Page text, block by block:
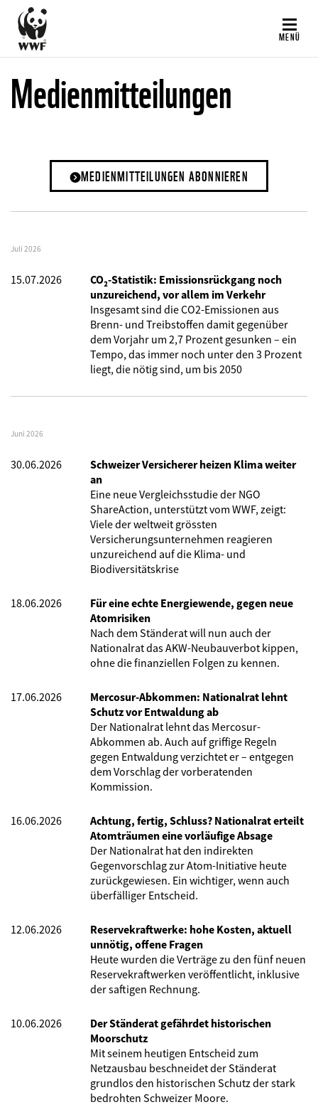
Direkt
zum
Inhalt
MENÜ
Medienmitteilungen
MEDIENMITTEILUNGEN ABONNIEREN
Juli 2026
15.07.2026
CO₂-Statistik: Emissionsrückgang noch
unzureichend, vor allem im Verkehr
Insgesamt sind die CO2-Emissionen aus
Brenn- und Treibstoffen damit gegenüber
dem Vorjahr um 2,7 Prozent gesunken – ein
Tempo, das immer noch unter den 3 Prozent
liegt, die nötig sind, um bis 2050
Juni 2026
30.06.2026
Schweizer Versicherer heizen Klima weiter
an
Eine neue Vergleichsstudie der NGO
ShareAction, unterstützt vom WWF, zeigt:
Viele der weltweit grössten
Versicherungsunternehmen reagieren
unzureichend auf die Klima- und
Biodiversitätskrise
18.06.2026
Für eine echte Energiewende, gegen neue
Atomrisiken
Nach dem Ständerat will nun auch der
Nationalrat das AKW-Neubauverbot kippen,
ohne die finanziellen Folgen zu kennen.
17.06.2026
Mercosur-Abkommen: Nationalrat lehnt
Schutz vor Entwaldung ab
Der Nationalrat lehnt das Mercosur-
Abkommen ab. Auch auf griffige Regeln
gegen Entwaldung verzichtet er – entgegen
dem Vorschlag der vorberatenden
Kommission.
16.06.2026
Achtung, fertig, Schluss? Nationalrat erteilt
Atomträumen eine vorläufige Absage
Der Nationalrat hat den indirekten
Gegenvorschlag zur Atom-Initiative heute
zurückgewiesen. Ein wichtiger, wenn auch
überfälliger Entscheid.
12.06.2026
Reservekraftwerke: hohe Kosten, aktuell
unnötig, offene Fragen
Heute wurden die Verträge zu den fünf neuen
Reservekraftwerken veröffentlicht, inklusive
der saftigen Rechnung.
10.06.2026
Der Ständerat gefährdet historischen
Moorschutz
Mit seinem heutigen Entscheid zum
Netzausbau beschneidet der Ständerat
grundlos den historischen Schutz der stark
bedrohten Schweizer Moore.